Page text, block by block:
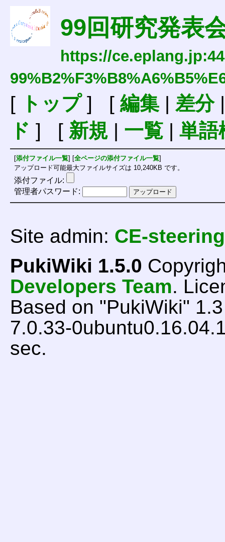
99回研究発表
https://
[ トップ] [ 編集| 差分
ド ] [ 新規| 一覧| 単語
[添付ファイル一覧] [全ページの添付ファイル一覧]
アップロード可能最大ファイルサイズは 10,240KB です。
添付ファイル:
管理者パスワード:
Site admin: CE-steering
PukiWiki 1.5.0
Developers Team.
Based on "PukiWiki"
7.0.33-
sec.